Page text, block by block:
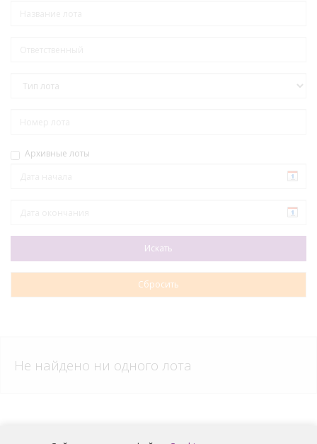
Архивные лоты
Не найдено ни одного лота